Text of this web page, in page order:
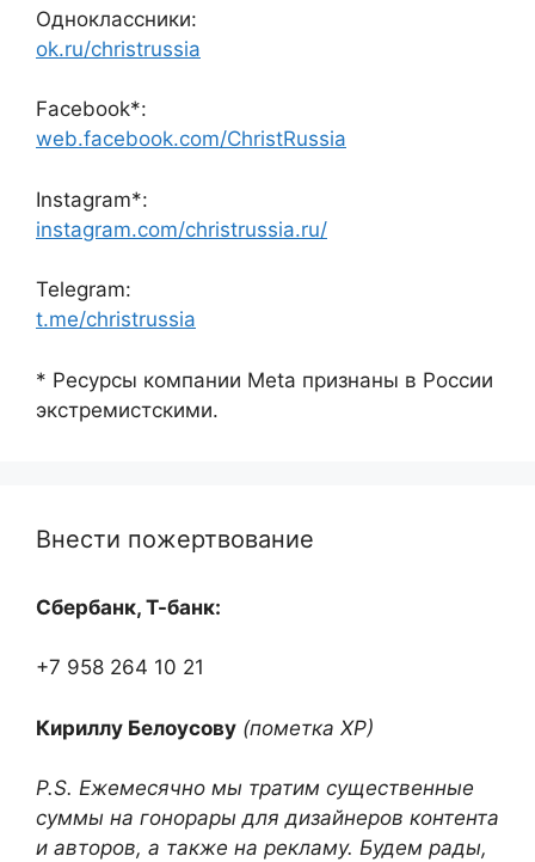
Одноклассники:
ok.ru/christrussia
Facebook*:
web.facebook.com/ChristRussia
Instagram*:
instagram.com/christrussia.ru/
Telegram:
t.me/christrussia
* Ресурсы компании Meta признаны в России
экстремистскими.
Внести пожертвование
Сбербанк, Т-банк:
+7 958 264 10 21
Кириллу Белоусову (пометка ХР)
P.S. Ежемесячно мы тратим существенные
суммы на гонорары для дизайнеров контента
и авторов, а также на рекламу. Будем рады,